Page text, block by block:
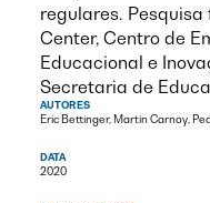
regulares.
Center, Centro de
Educacional e
Secretaria de
AUTORES
Eric Bettinger, Martin Carnoy,
DATA
2020